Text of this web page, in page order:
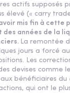
actifs supposés
élevé (« carry
avoir mis fin à cette
des années de la
La remontée
jours a forcé
Les
devises comme
bénéficiaires
qui ont le